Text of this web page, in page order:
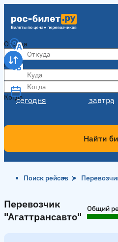
Откуда
Куда
Когда
сегодня завтра
Когда
Найти
Поиск рейсов
Перевозчик
Перевозчик
"Агаттрансавто"
Общий